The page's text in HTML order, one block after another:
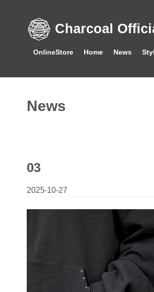
Charcoal
OnlineStore Home News
News
03
2025-10-27